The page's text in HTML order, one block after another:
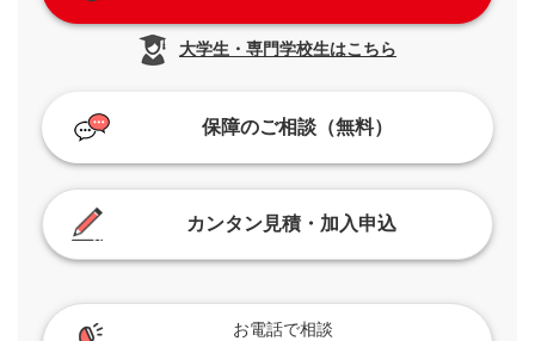
大学生・専門学校生はこちら
保障のご相談（無料）
カンタン見積・加入申込
お電話で相談